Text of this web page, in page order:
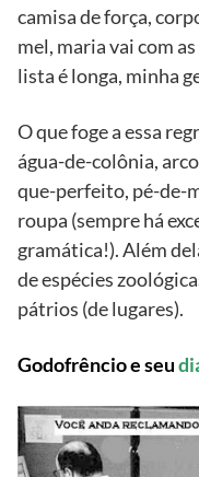
camisa de força,
mel, maria vai com
lista é longa, minha
O que foge a essa
água-de-colônia,
que-perfeito, pé-de-
roupa (sempre há
gramática!). Além
de espécies
pátrios (de lugares).
Godofrêncio e seu